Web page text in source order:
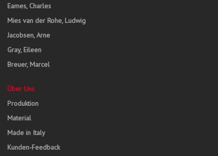
Eames, Charles
Mies van der Rohe, Ludwig
Jacobsen, Arne
Gray, Eileen
Breuer, Marcel
Über Uns
Produktion
Material
Made in Italy
Kunden-Feedback